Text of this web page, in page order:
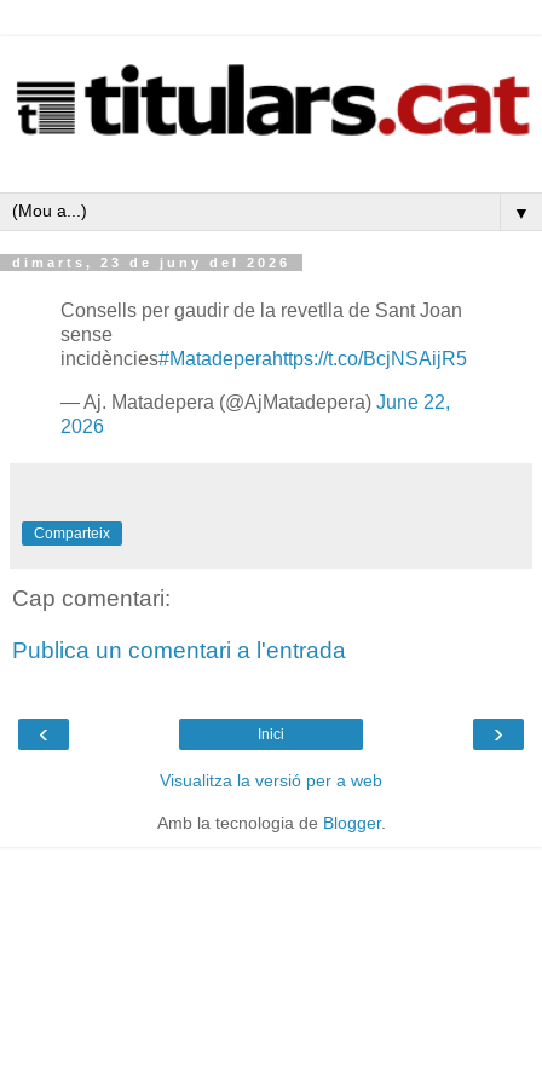
▼
dimarts, 23 de juny del 2026
Consells per gaudir de la revetlla de Sant Joan
sense
incidències#Matadeperahttps://t.co/BcjNSAijR5
— Aj. Matadepera (@AjMatadepera) June 22,
2026
Comparteix
Cap comentari:
Publica un comentari a l'entrada
‹ ›
Inici
Visualitza la versió per a web
Amb la tecnologia de Blogger.